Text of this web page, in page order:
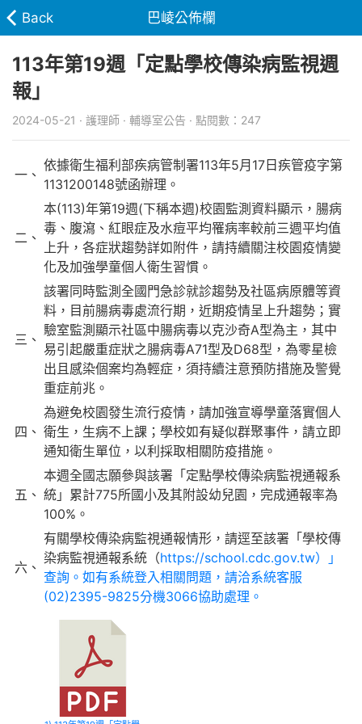
Back 巴崚公佈欄
113年第19週「定點學校傳染病監視週
報」
2024-05-21 · 護理師 · 輔導室公告 · 點閱數：247
一、
依據衛生福利部疾病管制署113年5月17日疾管疫字第
1131200148號函辦理。
二、
本(113)年第19週(下稱本週)校園監測資料顯示，腸病
毒、腹瀉、紅眼症及水痘平均罹病率較前三週平均值
上升，各症狀趨勢詳如附件，請持續關注校園疫情變
化及加強學童個人衛生習慣。
三、
該署同時監測全國門急診就診趨勢及社區病原體等資
料，目前腸病毒處流行期，近期疫情呈上升趨勢；實
驗室監測顯示社區中腸病毒以克沙奇A型為主，其中
易引起嚴重症狀之腸病毒A71型及D68型，為零星檢
出且感染個案均為輕症，須持續注意預防措施及警覺
重症前兆。
四、
為避免校園發生流行疫情，請加強宣導學童落實個人
衛生，生病不上課；學校如有疑似群聚事件，請立即
通知衛生單位，以利採取相關防疫措施。
五、
本週全國志願參與該署「定點學校傳染病監視通報系
統」累計775所國小及其附設幼兒園，完成通報率為
100%。
六、
有關學校傳染病監視通報情形，請逕至該署「學校傳
染病監視通報系統（https://school.cdc.gov.tw）」
查詢。如有系統登入相關問題，請洽系統客服
(02)2395-9825分機3066協助處理。